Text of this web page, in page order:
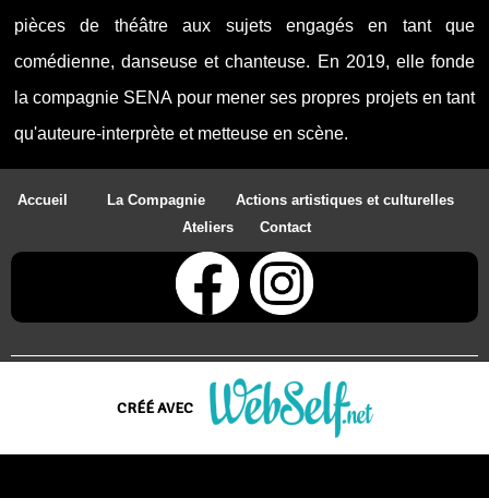
pièces de théâtre aux sujets engagés en tant que
comédienne, danseuse et chanteuse. En 2019, elle fonde
la compagnie SENA pour mener ses propres projets en tant
qu'auteure-interprète et metteuse en scène.
Accueil La Compagnie Actions artistiques et culturelles
Ateliers Contact
Adresse : 6 rue Pasteur 93400 Saint-Ouen-sur-Seine - Tél : 06 99 23 62
83 - Siret : 878 069 210 00028
CRÉÉ AVEC